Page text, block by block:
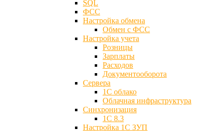
SQL
ФСС
Настройка обмена
Обмен с ФСС
Настройка учета
Розницы
Зарплаты
Расходов
Документооборота
Сервера
1С облако
Облачная инфраструктура
Синхронизация
1С 8.3
Настройка 1С ЗУП